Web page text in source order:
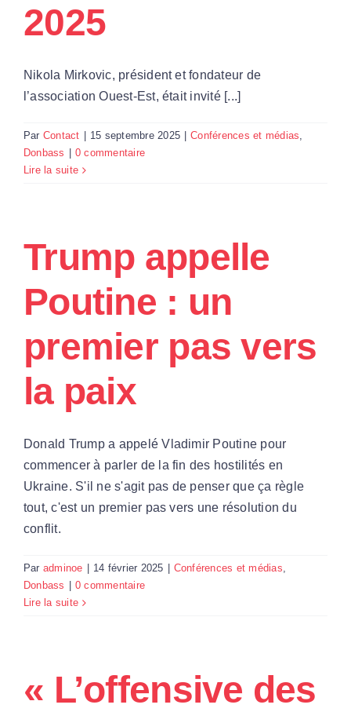
2025
Nikola Mirkovic, président et fondateur de
l’association Ouest-Est, était invité [...]
Par Contact 15 septembre 2025 Conférences et médias,
Donbass
0 commentaire
Lire la suite
Trump appelle
Poutine : un
premier pas vers
la paix
Donald Trump a appelé Vladimir Poutine pour
commencer à parler de la fin des hostilités en
Ukraine. S'il ne s'agit pas de penser que ça règle
tout, c'est un premier pas vers une résolution du
conflit.
Par adminoe 14 février 2025 Conférences et médias,
Donbass
0 commentaire
Lire la suite
« L’offensive des